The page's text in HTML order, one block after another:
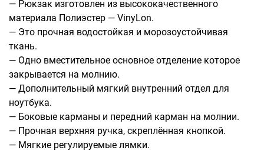
Пилоты на колесах
Рюкзаки детские для детских
Бьюти-кейсы
Саквояжи
Распродажа
Сумки колесные
Сумки спортивные
— Рюкзак изготовлен из высококачественного
материала Полиэстер — VinyLon.
— Это прочная водостойкая и морозоустойчивая
ткань.
— Одно вместительное основное отделение которое
закрывается на молнию.
— Дополнительный мягкий внутренний отдел для
ноутбука.
— Боковые карманы и передний карман на молнии.
— Прочная верхняя ручка, скреплённая кнопкой.
— Мягкие регулируемые лямки.